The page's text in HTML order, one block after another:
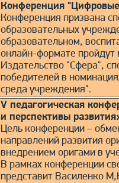
Конференция
Конференция призвана
образовательных
образовательном,
онлайн-формате пройдут
Издательство "Сфера",
победителей в
среда учреждения".
V педагогическая
и перспективы
Цель конференции –
направлений развития
внедрением оригами в
В рамках конференции
представит Василенко